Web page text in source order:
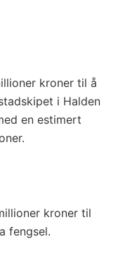
kroner til å
i Halden
en estimert
kroner til
fengsel.